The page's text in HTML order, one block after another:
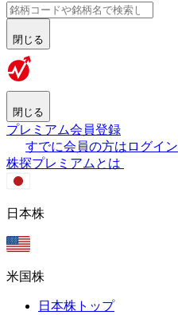
閉じる
閉じる
プレミアム会員登録
すでに会員の方はログイン
株探プレミアムとは
日本株
米国株
日本株トップ